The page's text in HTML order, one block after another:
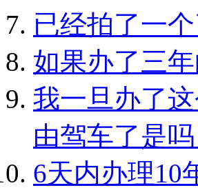
已经拍了一
如果办了三
我一旦办了
由驾车了是吗
6天内办理10